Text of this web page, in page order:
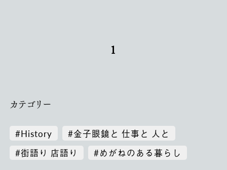
1
カテゴリー
#History
#金子眼鏡と 仕事と 人と
#街語り 店語り
#めがねのある暮らし